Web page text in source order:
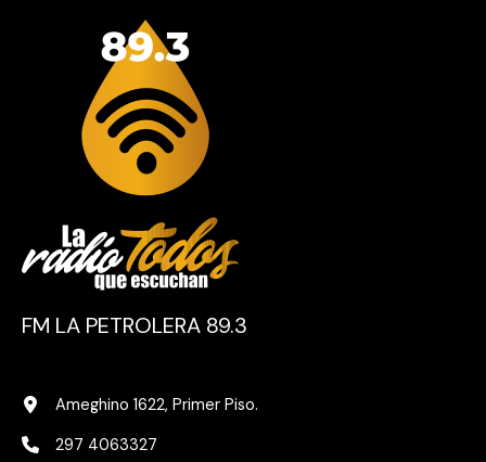
FM LA PETROLERA 89.3
Ameghino 1622, Primer Piso.
297 4063327